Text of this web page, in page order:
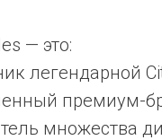
— это:
премиум-
множества